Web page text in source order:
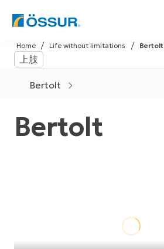
Skip
to
content
Bertolt
Life without limitations
Home
上肢
Bertolt
Bertolt